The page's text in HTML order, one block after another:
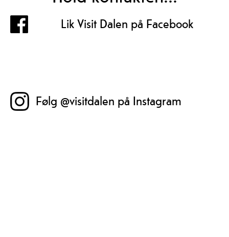
Lik Visit Dalen på Facebook
Følg @visitdalen på Instagram